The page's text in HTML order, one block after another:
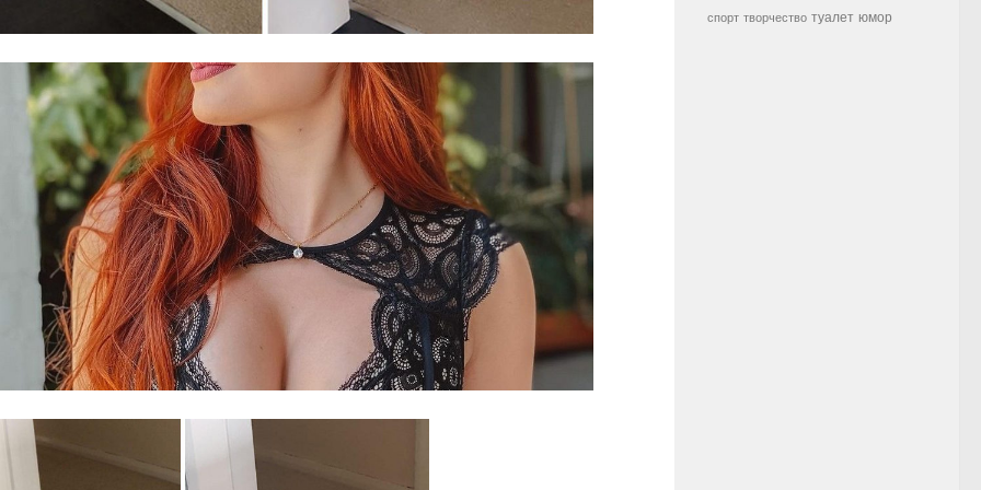
спорт творчество туалет юмор